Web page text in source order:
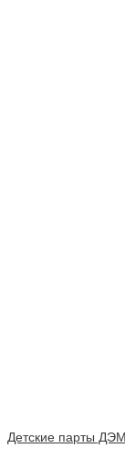
Детские парты